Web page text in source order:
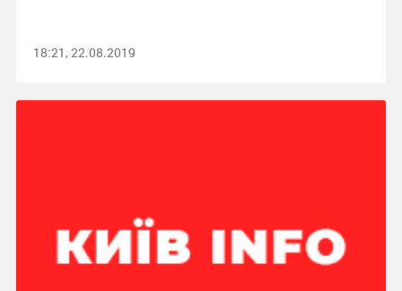
18:21, 22.08.2019